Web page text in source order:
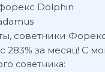
Dolphin
советники
283% за месяц! С
советника: